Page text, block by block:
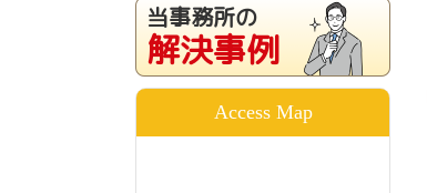
当事務所の
解決事例
Access Map